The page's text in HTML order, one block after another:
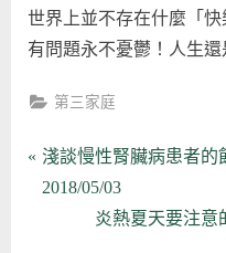
世界上並不存在什麼「
有問題永不憂鬱！人生
第三家庭
文
P
r
淺談慢性腎臟病患者的
2018/05/03
N
炎熱夏天要注意